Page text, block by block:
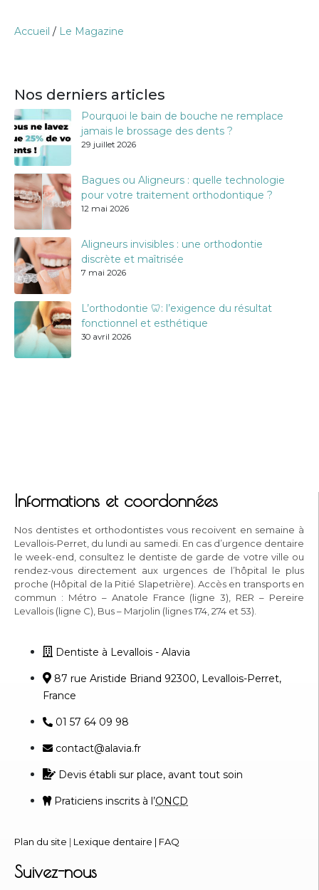
Accueil / Le Magazine
Nos derniers articles
Pourquoi le bain de bouche ne remplace
jamais le brossage des dents ?
29 juillet 2026
Bagues ou Aligneurs : quelle technologie
pour votre traitement orthodontique ?
12 mai 2026
Aligneurs invisibles : une orthodontie
discrète et maîtrisée
7 mai 2026
L’orthodontie 🦷: l’exigence du résultat
fonctionnel et esthétique
30 avril 2026
Informations et coordonnées
Nos dentistes et orthodontistes vous recoivent en semaine à
Levallois-Perret, du lundi au samedi. En cas d’urgence dentaire
le week-end, consultez le dentiste de garde de votre ville ou
rendez-vous directement aux urgences de l’hôpital le plus
proche (Hôpital de la Pitié Slapetrière). Accès en transports en
commun : Métro – Anatole France (ligne 3), RER – Pereire
Levallois (ligne C), Bus – Marjolin (lignes 174, 274 et 53).
Dentiste à Levallois - Alavia
87 rue Aristide Briand 92300, Levallois-Perret,
France
01 57 64 09 98
contact@alavia.fr
Devis établi sur place, avant tout soin
Praticiens inscrits à l’ONCD
Plan du site | Lexique dentaire | FAQ
Suivez-nous